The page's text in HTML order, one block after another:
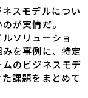
スモデルについ
が実情だ。
ソリューショ
を事例に、特定
のビジネスモデ
課題をまとめて